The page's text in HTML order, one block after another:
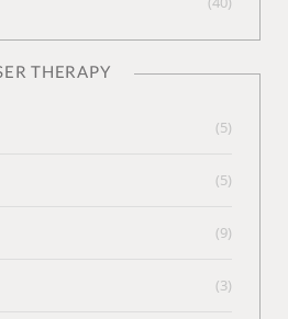
THERAPY
(5)
(5)
(9)
(3)